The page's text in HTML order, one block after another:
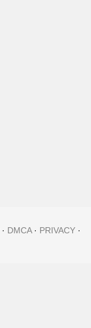
· DMCA· PRIVACY ·